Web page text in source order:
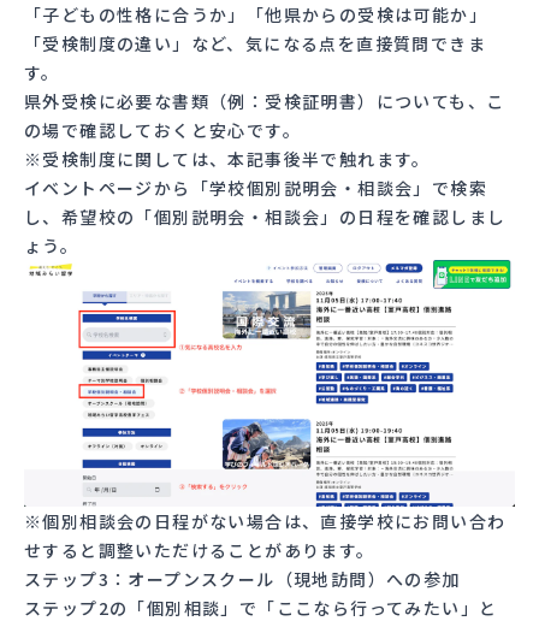
「子どもの性格に合うか」「他県からの受検は可能か」
「受検制度の違い」など、気になる点を直接質問できま
す。
県外受検に必要な書類（例：受検証明書）についても、こ
の場で確認しておくと安心です。
※受検制度に関しては、本記事後半で触れます。
イベントページから「学校個別説明会・相談会」で検索
し、希望校の「個別説明会・相談会」の日程を確認しまし
ょう。
※個別相談会の日程がない場合は、直接学校にお問い合わ
せすると調整いただけることがあります。
ステップ3：オープンスクール（現地訪問）への参加
ステップ2の「個別相談」で「ここなら行ってみたい」と